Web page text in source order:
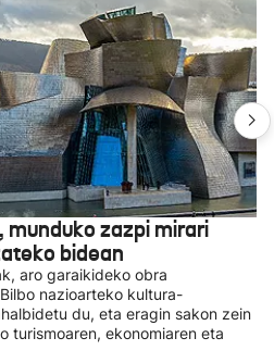
munduko zazpi mirari
bidean
aro garaikideko obra
nazioarteko kultura-
du, eta eragin sakon zein
turismoaren, ekonomiaren eta